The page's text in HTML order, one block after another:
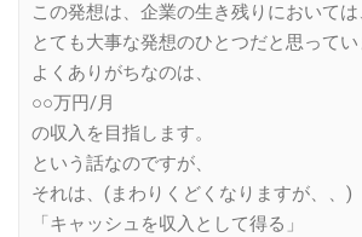
この発想は、企業の生き残りにおいては
とても大事な発想のひとつだと思ってい
よくありがちなのは、
○○万円/月
の収入を目指します。
という話なのですが、
それは、(まわりくどくなりますが、、)
「キャッシュを収入として得る」